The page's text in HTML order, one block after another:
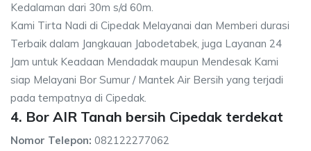
Kedalaman dari 30m s/d 60m.
Kami Tirta Nadi di Cipedak Melayanai dan Memberi durasi
Terbaik dalam Jangkauan Jabodetabek, juga Layanan 24
Jam untuk Keadaan Mendadak maupun Mendesak Kami
siap Melayani Bor Sumur / Mantek Air Bersih yang terjadi
pada tempatnya di Cipedak.
4. Bor AIR Tanah bersih Cipedak terdekat
Nomor Telepon: 082122277062